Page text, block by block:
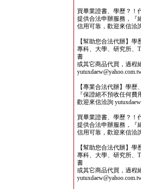
買畢業證書、學歷？！
提供合法申辦服務，『
信用可靠，歡迎來信洽
【幫助您合法代辦】
專科、大學、研究所、
書
或其它商品代買，過程
【專業合法代辦】學
『保證絕不預收任何
歡迎來信洽詢
買畢業證書、學歷？！
提供合法申辦服務，『
信用可靠，歡迎來信洽
【幫助您合法代辦】
專科、大學、研究所、
書
或其它商品代買，過程